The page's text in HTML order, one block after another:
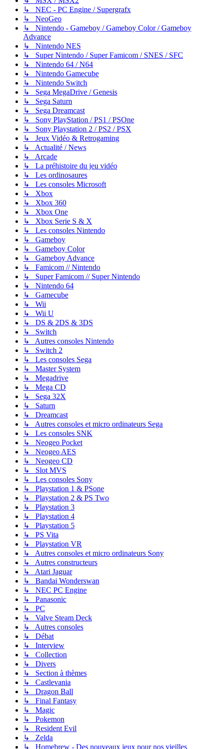
↳ NEC - PC Engine / Supergrafx
↳ NeoGeo
↳ Nintendo - Gameboy / Gameboy Color / Gameboy
Advance
↳ Nintendo NES
↳ Super Nintendo / Super Famicom / SNES / SFC
↳ Nintendo 64 / N64
↳ Nintendo Gamecube
↳ Nintendo Switch
↳ Sega MegaDrive / Genesis
↳ Sega Saturn
↳ Sega Dreamcast
↳ Sony PlayStation / PS1 / PSOne
↳ Sony Playstation 2 / PS2 / PSX
↳ Jeux Vidéo & Retrogaming
↳ Actualité / News
↳ Arcade
↳ La préhistoire du jeu vidéo
↳ Les ordinosaures
↳ Les consoles Microsoft
↳ Xbox
↳ Xbox 360
↳ Xbox One
↳ Xbox Serie S & X
↳ Les consoles Nintendo
↳ Gameboy
↳ Gameboy Color
↳ Gameboy Advance
↳ Famicom // Nintendo
↳ Super Famicom // Super Nintendo
↳ Nintendo 64
↳ Gamecube
↳ Wii
↳ Wii U
↳ DS & 2DS & 3DS
↳ Switch
↳ Autres consoles Nintendo
↳ Switch 2
↳ Les consoles Sega
↳ Master System
↳ Megadrive
↳ Mega CD
↳ Sega 32X
↳ Saturn
↳ Dreamcast
↳ Autres consoles et micro ordinateurs Sega
↳ Les consoles SNK
↳ Neogeo Pocket
↳ Neogeo AES
↳ Neogeo CD
↳ Slot MVS
↳ Les consoles Sony
↳ Playstation 1 & PSone
↳ Playstation 2 & PS Two
↳ Playstation 3
↳ Playstation 4
↳ Playstation 5
↳ PS Vita
↳ Playstation VR
↳ Autres consoles et micro ordinateurs Sony
↳ Autres constructeurs
↳ Atari Jaguar
↳ Bandai Wonderswan
↳ NEC PC Engine
↳ Panasonic
↳ PC
↳ Valve Steam Deck
↳ Autres consoles
↳ Débat
↳ Interview
↳ Collection
↳ Divers
↳ Section à thèmes
↳ Castlevania
↳ Dragon Ball
↳ Final Fantasy
↳ Magic
↳ Pokemon
↳ Resident Evil
↳ Zelda
↳ Homebrew - Des nouveaux jeux pour nos vieilles